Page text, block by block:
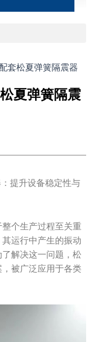
套松夏弹簧隔震器
夏弹簧隔震
提升设备稳定性与
个生产过程至关重
运行中产生的振动
解决这一问题，松
被广泛应用于各类